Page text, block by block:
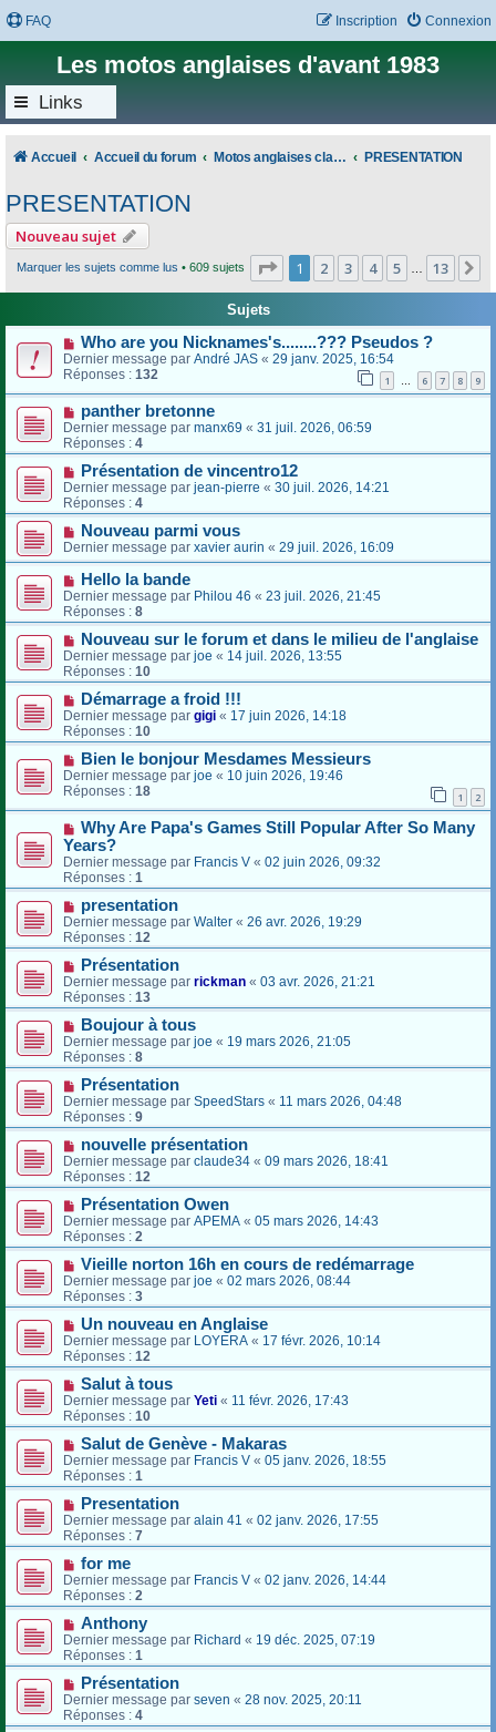
FAQ Connexion
Inscription
Les motos anglaises d'avant 1983
Links
Accueil Accueil du forum Motos anglaises classiques PRESENTATION
PRESENTATION
Nouveau sujet
Marquer les sujets comme lus • 609 sujets Page 1sur
1 2 3 4 5 13
Sujets
Who are you Nicknames's........??? Pseudos ?
Dernier message par André JAS « 29 janv. 2025, 16:54
Réponses : 132 1 … 6 7 8 9
panther bretonne
Dernier message par manx69 « 31 juil. 2026, 06:59
Réponses : 4
Présentation de vincentro12
Dernier message par jean-pierre « 30 juil. 2026, 14:21
Réponses : 4
Nouveau parmi vous
Dernier message par xavier aurin « 29 juil. 2026, 16:09
Hello la bande
Dernier message par Philou 46 « 23 juil. 2026, 21:45
Réponses : 8
Nouveau sur le forum et dans le milieu de l'anglaise
Dernier message par joe « 14 juil. 2026, 13:55
Réponses : 10
Démarrage a froid !!!
Dernier message par gigi « 17 juin 2026, 14:18
Réponses : 10
Bien le bonjour Mesdames Messieurs
Dernier message par joe « 10 juin 2026, 19:46
Réponses : 18 1 2
Why Are Papa's Games Still Popular After So Many
Years?
Dernier message par Francis V « 02 juin 2026, 09:32
Réponses : 1
presentation
Dernier message par Walter « 26 avr. 2026, 19:29
Réponses : 12
Présentation
Dernier message par rickman « 03 avr. 2026, 21:21
Réponses : 13
Boujour à tous
Dernier message par joe « 19 mars 2026, 21:05
Réponses : 8
Présentation
Dernier message par SpeedStars « 11 mars 2026, 04:48
Réponses : 9
nouvelle présentation
Dernier message par claude34 « 09 mars 2026, 18:41
Réponses : 12
Présentation Owen
Dernier message par APEMA « 05 mars 2026, 14:43
Réponses : 2
Vieille norton 16h en cours de redémarrage
Dernier message par joe « 02 mars 2026, 08:44
Réponses : 3
Un nouveau en Anglaise
Dernier message par LOYERA « 17 févr. 2026, 10:14
Réponses : 12
Salut à tous
Dernier message par Yeti « 11 févr. 2026, 17:43
Réponses : 10
Salut de Genève - Makaras
Dernier message par Francis V « 05 janv. 2026, 18:55
Réponses : 1
Presentation
Dernier message par alain 41 « 02 janv. 2026, 17:55
Réponses : 7
for me
Dernier message par Francis V « 02 janv. 2026, 14:44
Réponses : 2
Anthony
Dernier message par Richard « 19 déc. 2025, 07:19
Réponses : 1
Présentation
Dernier message par seven « 28 nov. 2025, 20:11
Réponses : 4